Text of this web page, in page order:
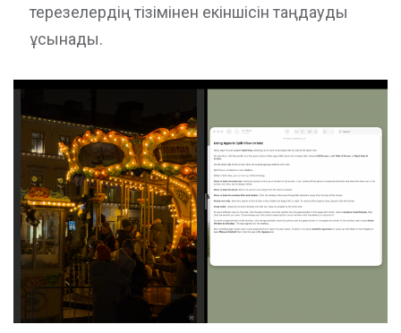
терезелердің тізімінен екіншісін таңдауды
ұсынады.